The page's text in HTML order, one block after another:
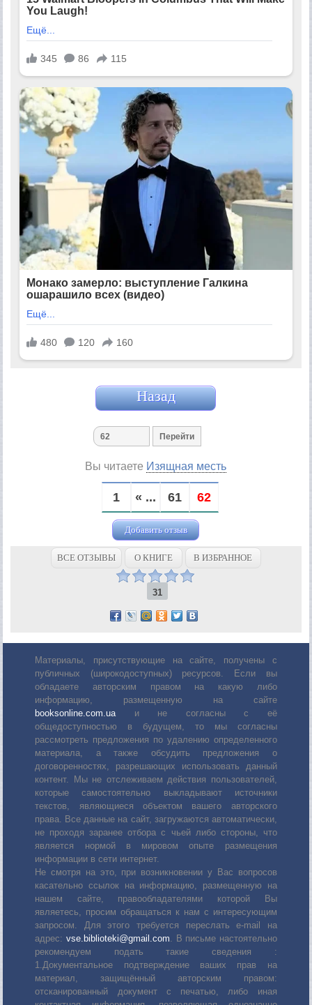
Назад
Вы читаете Изящная месть
1 « ... 61 62
Добавить отзыв
ВСЕ ОТЗЫВЫ О КНИГЕ В ИЗБРАННОЕ
31
Материалы, присутствующие на сайте, получены с
публичных (широкодоступных) ресурсов. Если вы
обладаете авторским правом на какую либо
информацию, размещенную на сайте
booksonline.com.uaи не согласны с её
общедоступностью в будущем, то мы согласны
рассмотреть предложения по удалению определенного
материала, а также обсудить предложения о
договоренностях, разрешающих использовать данный
контент. Мы не отслеживаем действия пользователей,
которые самостоятельно выкладывают источники
текстов, являющиеся объектом вашего авторского
права. Все данные на сайт, загружаются автоматически,
не проходя заранее отбора с чьей либо стороны, что
является нормой в мировом опыте размещения
информации в сети интернет.
Не смотря на это, при возникновении у Вас вопросов
касательно ссылок на информацию, размещенную на
нашем сайте, правообладателями которой Вы
являетесь, просим обращаться к нам с интересующим
запросом. Для этого требуется переслать е-mail на
адрес: vse.biblioteki@gmail.com. В письме настоятельно
рекомендуем подать такие сведения :
1.Документальное подтверждение ваших прав на
материал, защищённый авторским правом:
отсканированный документ с печатью, либо иная